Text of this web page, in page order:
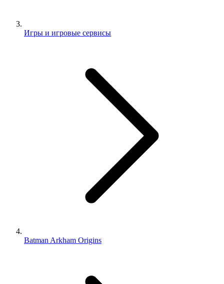
Игры и игровые сервисы
Batman Arkham Origins